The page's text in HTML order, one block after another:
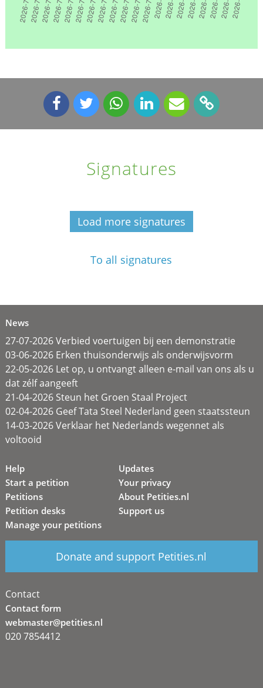
Signatures
Load more signatures
To all signatures
News
27-07-2026 Verbied voertuigen bij een demonstratie
03-06-2026 Erken thuisonderwijs als onderwijsvorm
22-05-2026 Let op, u ontvangt alleen e-mail van ons als u
dat zélf aangeeft
21-04-2026 Steun het Groen Staal Project
02-04-2026 Geef Tata Steel Nederland geen staatssteun
14-03-2026 Verklaar het Nederlands wegennet als
voltooid
Help
Start a petition
Petitions
Petition desks
Manage your petitions
Updates
Your privacy
About Petities.nl
Support us
Donate and support Petities.nl
Contact
Contact form
webmaster@petities.nl
020 7854412